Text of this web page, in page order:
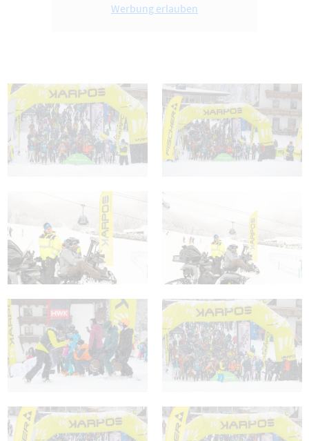
Werbung erlauben